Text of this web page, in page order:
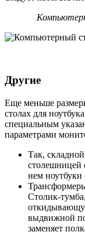
Другие
Еще меньше
столах для
специальным
параметрами
Так,
столешницей
нем
Столик-
выдвижной
заменяет